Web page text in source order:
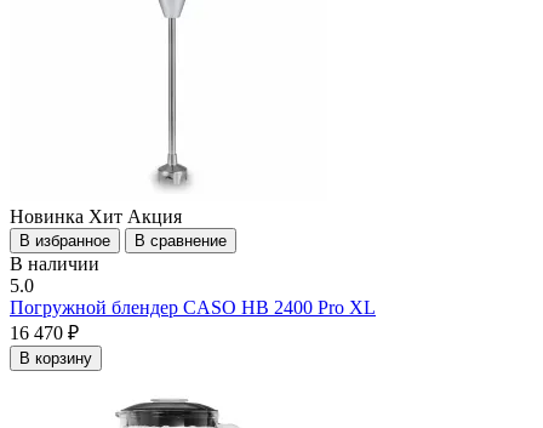
Новинка Хит Акция
В избранное В сравнение
В наличии
5.0
Погружной блендер CASO HB 2400 Pro XL
16 470 ₽
В корзину